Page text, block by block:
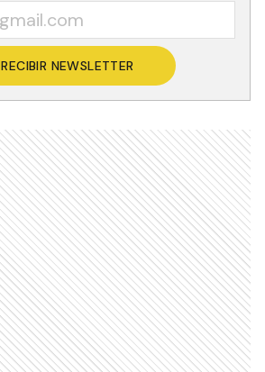
RECIBIR NEWSLETTER